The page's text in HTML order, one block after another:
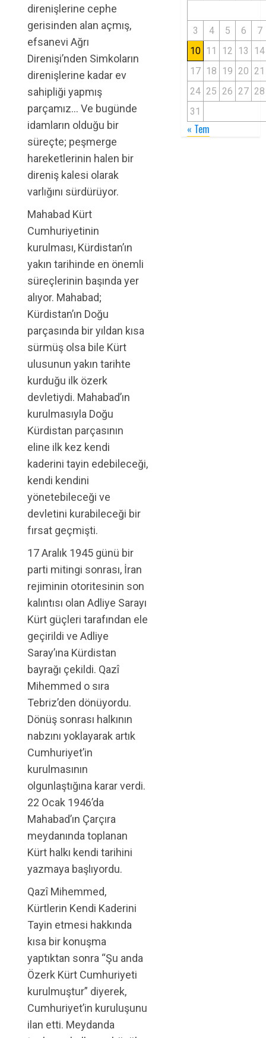
direnişlerine cephe
gerisinden alan açmış,
efsanevi Ağrı
Direnişi’nden Simkoların
direnişlerine kadar ev
sahipliği yapmış
parçamız… Ve bugünde
idamların olduğu bir
süreçte; peşmerge
hareketlerinin halen bir
direniş kalesi olarak
varlığını sürdürüyor.
Mahabad Kürt
Cumhuriyetinin
kurulması, Kürdistan’ın
yakın tarihinde en önemli
süreçlerinin başında yer
alıyor. Mahabad;
Kürdistan’ın Doğu
parçasında bir yıldan kısa
sürmüş olsa bile Kürt
ulusunun yakın tarihte
kurduğu ilk özerk
devletiydi. Mahabad’ın
kurulmasıyla Doğu
Kürdistan parçasının
eline ilk kez kendi
kaderini tayin edebileceği,
kendi kendini
yönetebileceği ve
devletini kurabileceği bir
fırsat geçmişti.
17 Aralık 1945 günü bir
parti mitingi sonrası, İran
rejiminin otoritesinin son
kalıntısı olan Adliye Sarayı
Kürt güçleri tarafından ele
geçirildi ve Adliye
Saray’ına Kürdistan
bayrağı çekildi. Qazî
Mihemmed o sıra
Tebriz’den dönüyordu.
Dönüş sonrası halkının
nabzını yoklayarak artık
Cumhuriyet’in
kurulmasının
olgunlaştığına karar verdi.
22 Ocak 1946’da
Mahabad’ın Çarçıra
meydanında toplanan
Kürt halkı kendi tarihini
yazmaya başlıyordu.
Qazî Mihemmed,
Kürtlerin Kendi Kaderini
Tayin etmesi hakkında
kısa bir konuşma
yaptıktan sonra “Şu anda
Özerk Kürt Cumhuriyeti
kurulmuştur” diyerek,
Cumhuriyet’in kuruluşunu
ilan etti. Meydanda
3 4 5 6
7
10 11 12 13
14
17 18 19 20 21
24 25 26 27 28
31
« Tem